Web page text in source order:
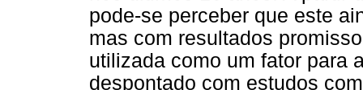
pode-se perceber que este
mas com resultados
utilizada como um fator para
despontado com estudos